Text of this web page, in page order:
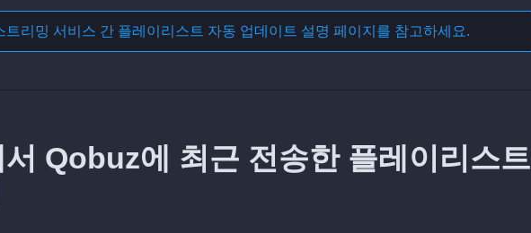
트리밍 서비스 간 플레이리스트 자동 업데이트 설명 페이지를 참고하세요.
Qobuz에 최근 전송한 플레이리스트